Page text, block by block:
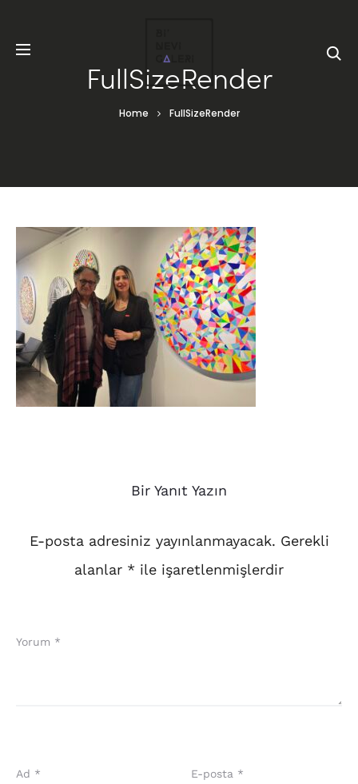
FullSizeRender
Home FullSizeRender
Bir Yanıt Yazın
E-posta adresiniz yayınlanmayacak. Gerekli
alanlar * ile işaretlenmişlerdir
Yorum *
Ad * E-posta *